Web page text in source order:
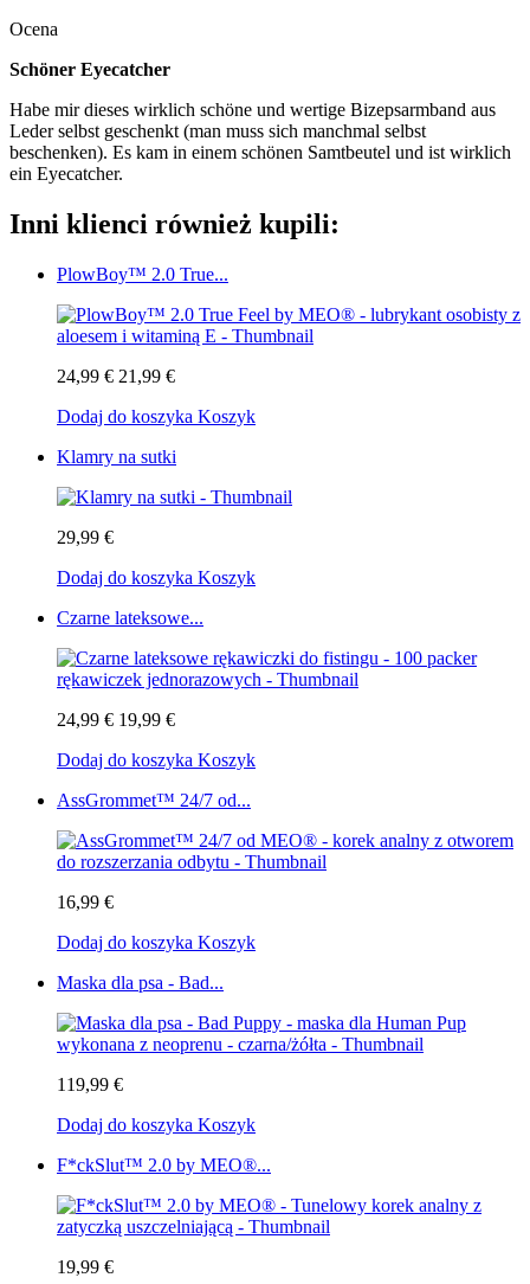
Ocena
Schöner Eyecatcher
Habe mir dieses wirklich schöne und wertige Bizepsarmband aus
Leder selbst geschenkt (man muss sich manchmal selbst
beschenken). Es kam in einem schönen Samtbeutel und ist wirklich
ein Eyecatcher.
Inni klienci również kupili:
PlowBoy™ 2.0 True...
24,99 € 21,99 €
Dodaj do koszyka Koszyk
Klamry na sutki
29,99 €
Dodaj do koszyka Koszyk
Czarne lateksowe...
24,99 € 19,99 €
Dodaj do koszyka Koszyk
AssGrommet™ 24/7 od...
16,99 €
Dodaj do koszyka Koszyk
Maska dla psa - Bad...
119,99 €
Dodaj do koszyka Koszyk
F*ckSlut™ 2.0 by MEO®...
19,99 €